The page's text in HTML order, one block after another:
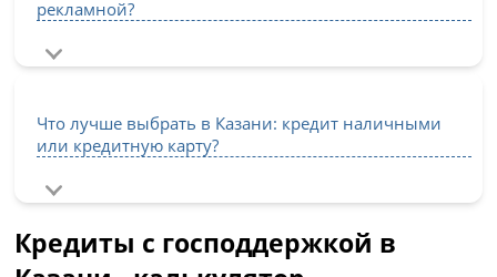
рекламной?
Что лучше выбрать в Казани: кредит наличными
или кредитную карту?
Кредиты с господдержкой в